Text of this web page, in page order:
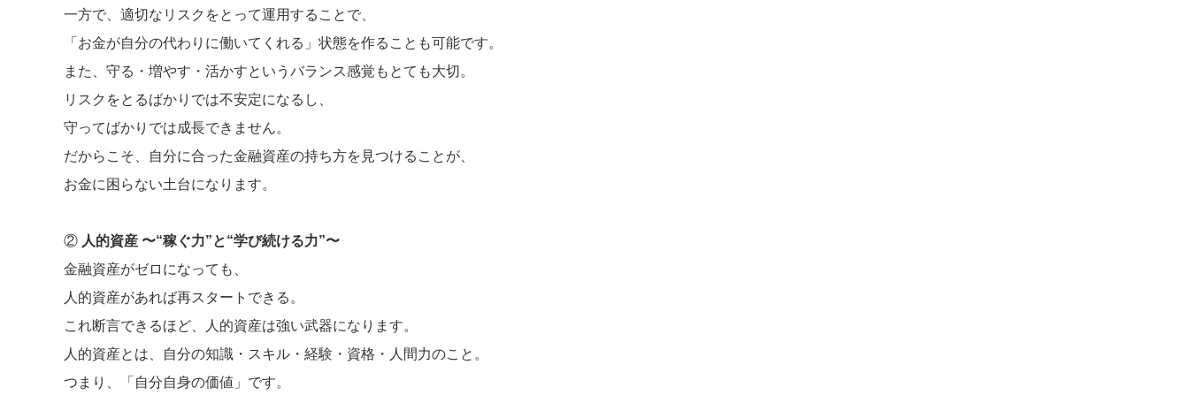
一方で、適切なリスクをとって運用することで、
「お金が自分の代わりに働いてくれる」状態を作ることも可能です。
また、守る・増やす・活かすというバランス感覚もとても大切。
リスクをとるばかりでは不安定になるし、
守ってばかりでは成長できません。
だからこそ、自分に合った金融資産の持ち方を見つけることが、
お金に困らない土台になります。
② 人的資産 〜“稼ぐ力”と“学び続ける力”〜
金融資産がゼロになっても、
人的資産があれば再スタートできる。
これ断言できるほど、人的資産は強い武器になります。
人的資産とは、自分の知識・スキル・経験・資格・人間力のこと。
つまり、「自分自身の価値」です。